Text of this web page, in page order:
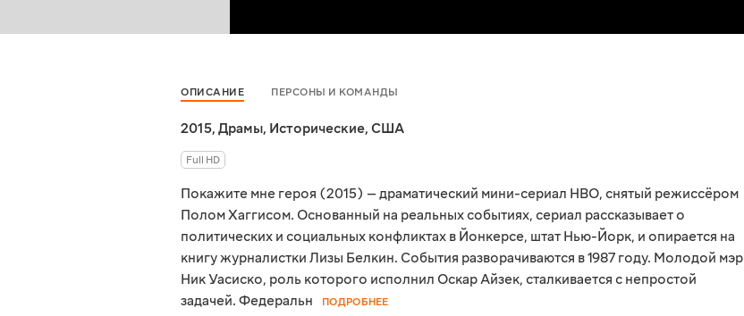
ОПИСАНИЕ ПЕРСОНЫ И КОМАНДЫ
2015, Драмы, Исторические, США
Full HD
Покажите мне героя (2015) — драматический мини-сериал HBO, снятый режиссёром
Полом Хаггисом. Основанный на реальных событиях, сериал рассказывает о
политических и социальных конфликтах в Йонкерсе, штат Нью-Йорк, и опирается на
книгу журналистки Лизы Белкин. События разворачиваются в 1987 году. Молодой мэр
Ник Уасиско, роль которого исполнил Оскар Айзек, сталкивается с непростой
задачей. Федеральн
ПОДРОБНЕЕ